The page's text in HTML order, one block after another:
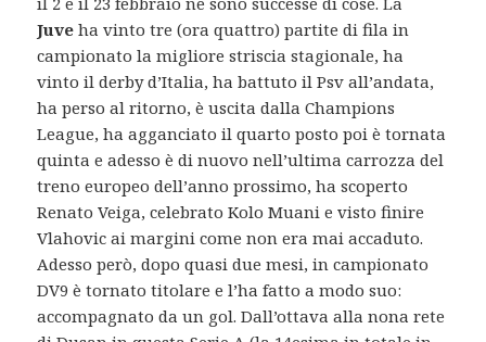
Juve ha vinto tre (ora quattro) partite di fila in
campionato la migliore striscia stagionale, ha
vinto il derby d’Italia, ha battuto il Psv all’andata,
ha perso al ritorno, è uscita dalla Champions
League, ha agganciato il quarto posto poi è tornata
quinta e adesso è di nuovo nell’ultima carrozza del
treno europeo dell’anno prossimo, ha scoperto
Renato Veiga, celebrato Kolo Muani e visto finire
Vlahovic ai margini come non era mai accaduto.
Adesso però, dopo quasi due mesi, in campionato
DV9 è tornato titolare e l’ha fatto a modo suo:
accompagnato da un gol. Dall’ottava alla nona rete